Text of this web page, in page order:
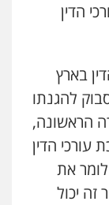
הדין
בארץ
להגנתו
הראשונה,
הדין
את
זה יכול